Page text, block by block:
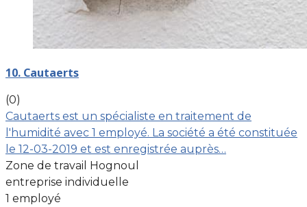
10. Cautaerts
(0)
Cautaerts est un spécialiste en traitement de
l'humidité avec 1 employé. La société a été constituée
le 12-03-2019 et est enregistrée auprès…
Zone de travail Hognoul
entreprise individuelle
1 employé